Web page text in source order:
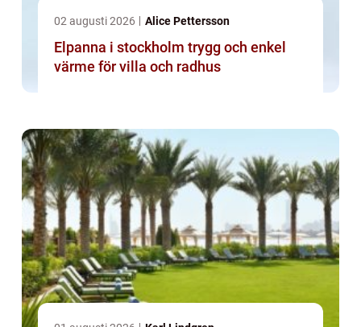
02 augusti 2026 Alice Pettersson
Elpanna i stockholm trygg och enkel
värme för villa och radhus